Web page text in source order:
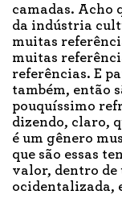
camadas. Acho
da indústria
muitas
muitas
referências. E
também, então
pouquíssimo
dizendo, claro,
é um gênero
que são essas
valor, dentro de
ocidentalizada,